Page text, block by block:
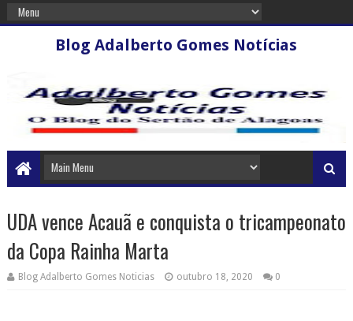
Blog Adalberto Gomes Notícias
UDA vence Acauã e conquista o tricampeonato
da Copa Rainha Marta
Blog Adalberto Gomes Noticias outubro 18, 2020 0